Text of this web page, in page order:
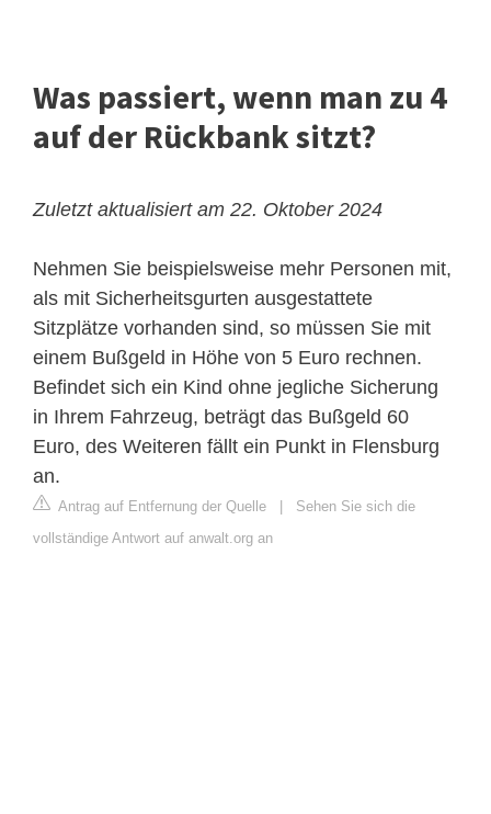
Was passiert, wenn man zu 4
auf der Rückbank sitzt?
Zuletzt aktualisiert am 22. Oktober 2024
Nehmen Sie beispielsweise mehr Personen mit,
als mit Sicherheitsgurten ausgestattete
Sitzplätze vorhanden sind, so müssen Sie mit
einem Bußgeld in Höhe von 5 Euro rechnen.
Befindet sich ein Kind ohne jegliche Sicherung
in Ihrem Fahrzeug, beträgt das Bußgeld 60
Euro, des Weiteren fällt ein Punkt in Flensburg
an.
Antrag auf Entfernung der Quelle
Sehen Sie sich die
vollständige Antwort auf anwalt.org an